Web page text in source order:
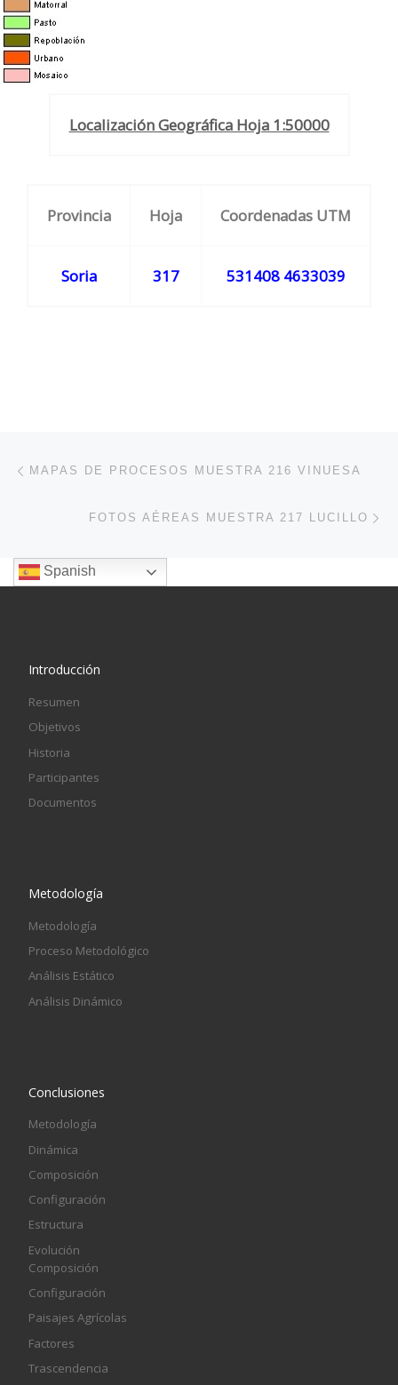
Localización Geográfica Hoja 1:50000
Provincia Hoja Coordenadas UTM
Soria 317 531408 4633039
MAPAS DE PROCESOS MUESTRA 216 VINUESA
FOTOS AÉREAS MUESTRA 217 LUCILLO
Spanish
Introducción
Resumen
Objetivos
Historia
Participantes
Documentos
Metodología
Metodología
Proceso Metodológico
Análisis Estático
Análisis Dinámico
Conclusiones
Metodología
Dinámica
Composición
Configuración
Estructura
Evolución
Composición
Configuración
Paisajes Agrícolas
Factores
Trascendencia